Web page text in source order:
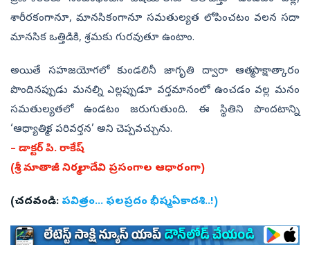
శారీరకంగానూ, మానసికంగానూ సమతుల్యత లోపించటం వలన సదా
మానసిక ఒత్తిడికి, శ్రమకు గురవుతూ ఉంటాం.
అయితే సహజయోగలో కుండలినీ జాగృతి ద్వారా ఆత్మసాక్షాత్కారం
పొందినప్పుడు మనల్ని ఎల్లప్పుడూ వర్తమానంలో ఉంచడం వల్ల మనం
సమతుల్యతలో ఉండటం జరుగుతుంది. ఈ స్థితిని పొందటాన్ని
‘ఆధ్యాత్మిక పరివర్తన’ అని చెప్పవచ్చును.
– డాక్టర్‌ పి. రాకేష్‌
(శ్రీ మాతాజీ నిర్మలాదేవి ప్రసంగాల ఆధారంగా)
(చదవండి: పవిత్రం... ఫలప్రదం భీష్మ ఏకాదశి..!)